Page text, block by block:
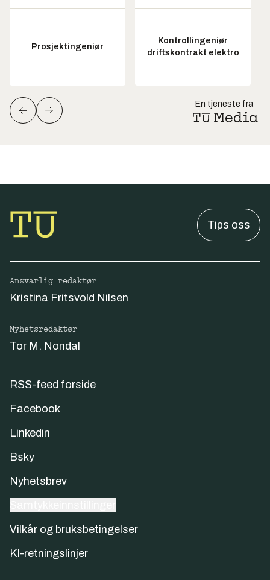
Prosjektingeniør
Kontrollingeniør
driftskontrakt elektro
En tjeneste fra
Tips oss
Ansvarlig redaktør
Kristina Fritsvold Nilsen
Nyhetsredaktør
Tor M. Nondal
RSS-feed forside
Facebook
Linkedin
Bsky
Nyhetsbrev
Vilkår og bruksbetingelser
KI-retningslinjer